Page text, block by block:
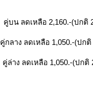
คู่บน ลดเหลือ 2,160.-(ปกติ
คู่กลาง ลดเหลือ 1,050.-(ปกติ
คู่ล่าง ลดเหลือ 1,050.-(ปกติ